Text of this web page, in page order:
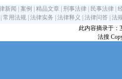
新闻 案例 精品文章 刑事法律 民事法律
常用法规 法律实务 法律释义 法律问答
法
此内容摘录于：
法搜